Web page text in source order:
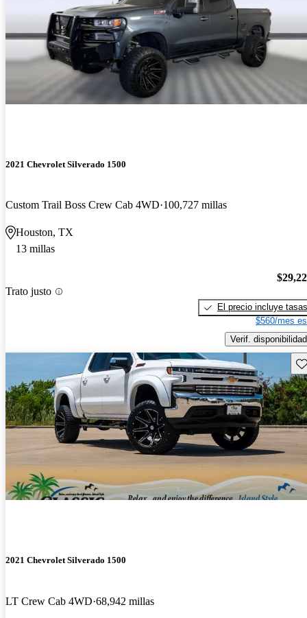
2021 Chevrolet Silverado 1500
Custom Trail Boss Crew Cab 4WD 100,727 millas
Houston, TX
13 millas
Trato justo
El precio incluye tasas
$560/mes
Verif. disponibilidad
2021 Chevrolet Silverado 1500
LT Crew Cab 4WD 68,942 millas